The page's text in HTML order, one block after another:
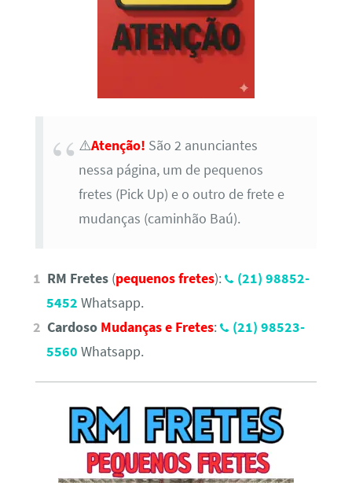
⚠️Atenção! São 2 anunciantes
nessa página, um de pequenos
fretes (Pick Up) e o outro de frete e
mudanças (caminhão Baú).
RM Fretes (pequenos fretes):
(21) 98852-
5452 Whatsapp.
Cardoso Mudanças e Fretes:
(21) 98523-
5560 Whatsapp.